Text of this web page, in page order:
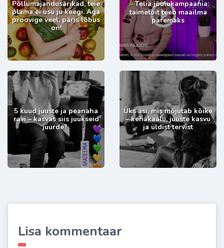
Põllumajandusärikad, teie
pläma ei usu ju keegi. Aga
proovige veel, päris lõbus
on!
Telia jõulukampaania:
taimetoit teeb maailma
paremaks
5 kuud juuste ja peanaha
ravi – kasvas siis juukseid
juurde?
Üks asi, mis mõjutab kõike
– kehakaalu, juuste kasvu
ja üldist tervist
Lisa kommentaar